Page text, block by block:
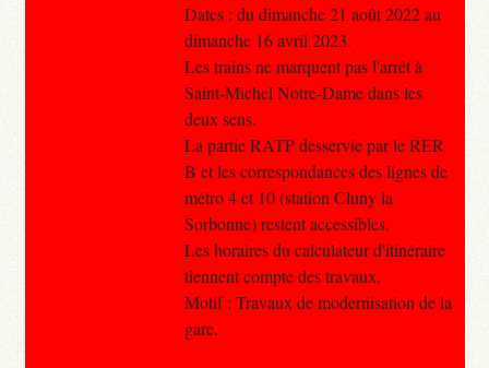
Dates : du dimanche 21 août 2022 au
dimanche 16 avril 2023.
Les trains ne marquent pas l'arrêt à
Saint-Michel Notre-Dame dans les
deux sens.
La partie RATP desservie par le RER
B et les correspondances des lignes de
métro 4 et 10 (station Cluny la
Sorbonne) restent accessibles.
Les horaires du calculateur d'itinéraire
tiennent compte des travaux.
Motif : Travaux de modernisation de la
gare.